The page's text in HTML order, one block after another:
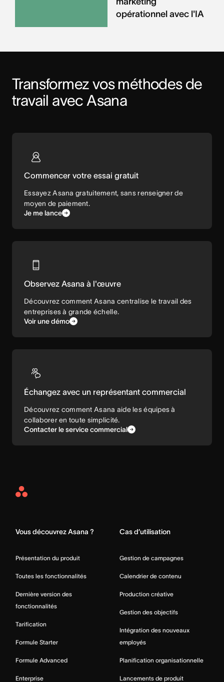
opérationnel avec l'IA
Transformez vos méthodes de
travail avec Asana
Commencer votre essai gratuit
Essayez Asana gratuitement, sans renseigner de
moyen de paiement.
Je me lance
Observez Asana à l'œuvre
Découvrez comment Asana centralise le travail des
entreprises à grande échelle.
Voir une démo
Échangez avec un représentant commercial
Découvrez comment Asana aide les équipes à
collaborer en toute simplicité.
Contacter le service commercial
Asana
Vous découvrez Asana ?
Présentation du produit
Toutes les fonctionnalités
Dernière version des
fonctionnalités
Tarification
Formule Starter
Formule Advanced
Enterprise
Cas d’utilisation
Gestion de campagnes
Calendrier de contenu
Production créative
Gestion des objectifs
Intégration des nouveaux
employés
Planification organisationnelle
Lancements de produit